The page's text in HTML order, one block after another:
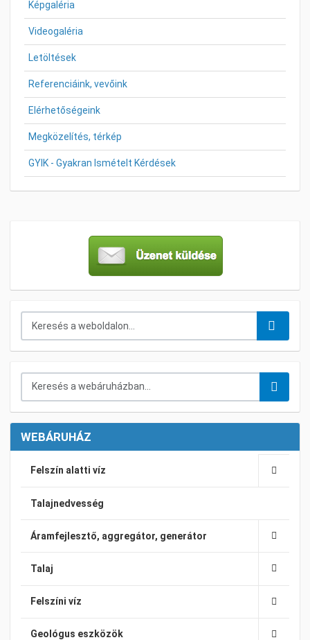
Képgaléria
Videogaléria
Letöltések
Referenciáink, vevőink
Elérhetőségeink
Megközelítés, térkép
GYIK - Gyakran Ismételt Kérdések
WEBÁRUHÁZ
Felszín alatti víz
Talajnedvesség
Áramfejlesztő, aggregátor, generátor
Talaj
Felszíni víz
Geológus eszközök